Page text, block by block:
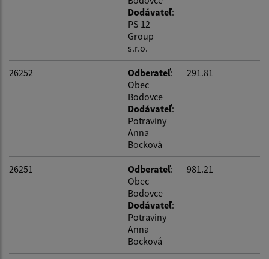
Dodávateľ:
PS 12
Group
s.r.o.
26252 Odberateľ:
Obec
Bodovce
Dodávateľ:
Potraviny
Anna
Bocková
291.81
26251 Odberateľ:
Obec
Bodovce
Dodávateľ:
Potraviny
Anna
Bocková
981.21